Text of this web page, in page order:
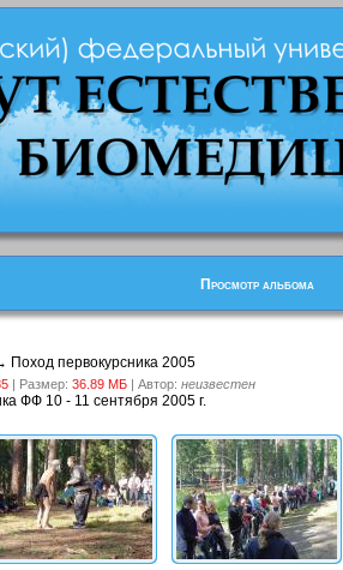
Просмотр альбома
Поход первокурсника 2005
| Размер: 36.89 MБ | Автор: неизвестен
ФФ 10 - 11 сентября 2005 г.